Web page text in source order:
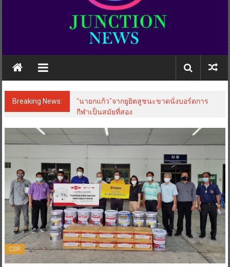
Breaking News:
“นายกแก้ว”จากยูยิตสูชนะขาดนั่งบอร์ดการ
กีฬาเป็นสมัยที่สอง
CSR